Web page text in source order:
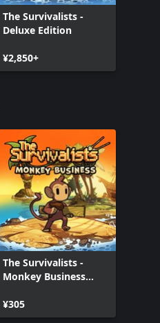
The Survivalists -
Deluxe Edition
¥2,850+
The Survivalists -
Monkey Business
¥305